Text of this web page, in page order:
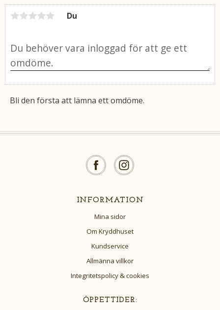
k
Du
Bli den första att lämna ett omdöme.
INFORMATION
Mina sidor
Om Kryddhuset
Kundservice
Allmänna villkor
Integritetspolicy & cookies
ÖPPETTIDER: